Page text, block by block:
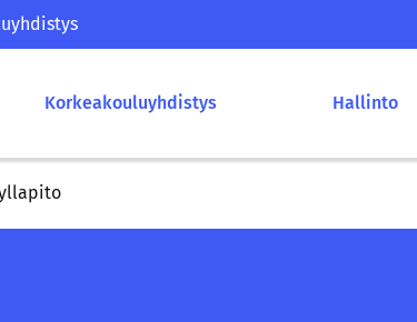
Korkeakouluyhdistys Hallinto